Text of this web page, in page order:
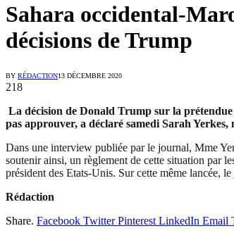
Sahara occidental-
décisions de Trump
BY RÉDACTION13 DÉCEMBRE 2020
218
La décision de Donald Trump sur la
pas approuver, a déclaré samedi Sarah
Dans une interview publiée par le journal, Mme
soutenir ainsi, un règlement de cette situation par
président des Etats-Unis. Sur cette même lancée,
Rédaction
Share. Facebook Twitter Pinterest LinkedIn Email